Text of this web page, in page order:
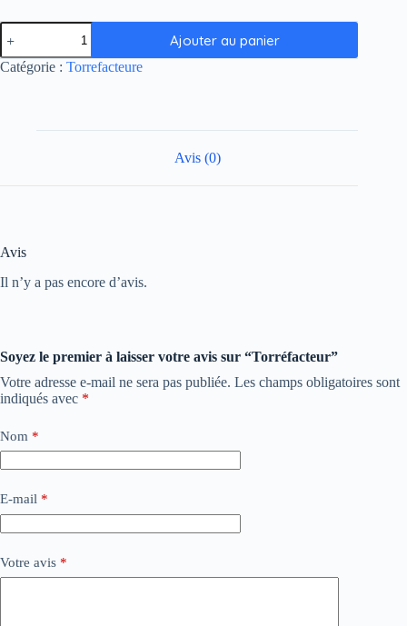
Ajouter au panier
Catégorie : Torrefacteure
Avis (0)
Avis
Il n’y a pas encore d’avis.
Soyez le premier à laisser votre avis sur “Torréfacteur”
Votre adresse e-mail ne sera pas publiée. Les champs obligatoires sont
indiqués avec *
Nom *
E-mail *
Votre avis *